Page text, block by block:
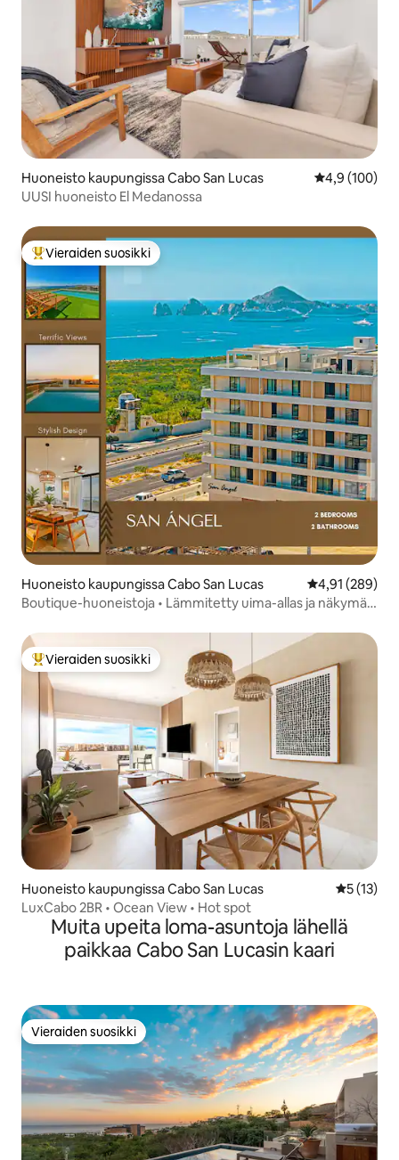
Huoneisto kaupungissa Cabo San Lucas
4,9 (100)
UUSI huoneisto El Medanossa
Vieraiden suosikkien parhaimmistoa
Vieraiden suosikki
Huoneisto kaupungissa Cabo San Lucas
4,91 (289)
Boutique-huoneistoja • Lämmitetty uima-allas ja näkymät
Vieraiden suosikkien parhaimmistoa
Vieraiden suosikki
Huoneisto kaupungissa Cabo San Lucas
5 (13)
LuxCabo 2BR • Ocean View • Hot spot
Muita upeita loma-asuntoja lähellä
paikkaa Cabo San Lucasin kaari
Vieraiden suosikki
Vieraiden suosikki